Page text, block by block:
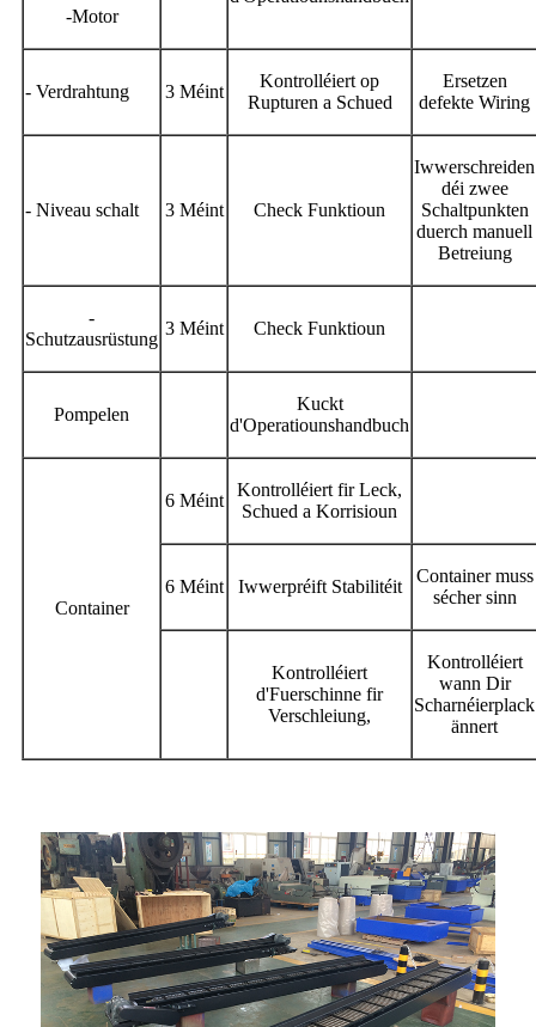
-Motor
- Verdrahtung 3 Méint
Kontrolléiert op
Rupturen a Schued
Ersetzen
defekte Wiring
- Niveau schalt 3 Méint Check Funktioun
Iwwerschreiden
déi zwee
Schaltpunkten
duerch manuell
Betreiung
-
Schutzausrüstung
3 Méint Check Funktioun
Pompelen
Kuckt
d'Operatiounshandbuch
Container
6 Méint
Kontrolléiert fir Leck,
Schued a Korrisioun
6 Méint Iwwerpréift Stabilitéit
Container muss
sécher sinn
Kontrolléiert
d'Fuerschinne fir
Verschleiung,
Kontrolléiert
wann Dir
Scharnéierplack
ännert